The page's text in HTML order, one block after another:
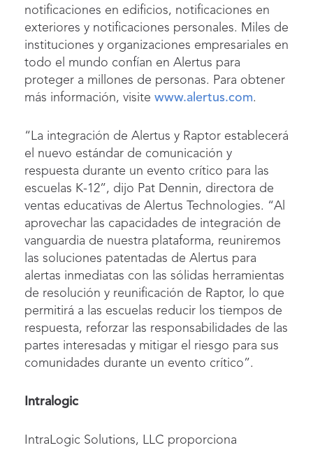
notificaciones en edificios, notificaciones en
exteriores y notificaciones personales. Miles de
instituciones y organizaciones empresariales en
todo el mundo confían en Alertus para
proteger a millones de personas. Para obtener
más información, visite www.alertus.com.
“La integración de Alertus y Raptor establecerá
el nuevo estándar de comunicación y
respuesta durante un evento crítico para las
escuelas K-12”, dijo Pat Dennin, directora de
ventas educativas de Alertus Technologies. “Al
aprovechar las capacidades de integración de
vanguardia de nuestra plataforma, reuniremos
las soluciones patentadas de Alertus para
alertas inmediatas con las sólidas herramientas
de resolución y reunificación de Raptor, lo que
permitirá a las escuelas reducir los tiempos de
respuesta, reforzar las responsabilidades de las
partes interesadas y mitigar el riesgo para sus
comunidades durante un evento crítico”.
Intralogic
IntraLogic Solutions, LLC proporciona